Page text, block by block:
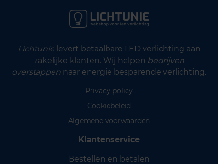
Lichtunielevert betaalbare LED verlichting aan
zakelijke klanten. Wij helpen bedrijven
overstappen naar energie besparende verlichting.
Privacy policy
Cookiebeleid
Algemene voorwaarden
Klantenservice
Bestellen en betalen